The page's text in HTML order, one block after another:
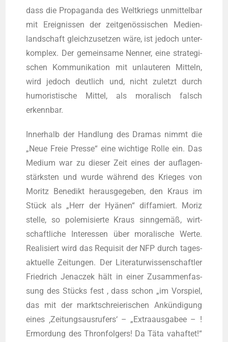
dass die Pro­pa­gan­da des Welt­kriegs unmit­tel­bar
mit Ereig­nis­sen der zeit­ge­nös­si­schen Medi­en­
land­schaft gleich­zu­set­zen wäre, ist jedoch unter­
kom­plex. Der gemein­sa­me Nen­ner, eine stra­te­gi­
schen Kom­mu­ni­ka­ti­on mit unlau­te­ren Mit­teln,
wird jedoch deut­lich und, nicht zuletzt durch
humo­ris­ti­sche Mit­tel, als mora­lisch falsch
erkennbar.
Inner­halb der Hand­lung des Dra­mas nimmt die
„Neue Freie Pres­se“ eine wich­ti­ge Rol­le ein. Das
Medi­um war zu die­ser Zeit eines der auf­la­gen­
stärks­ten und wur­de wäh­rend des Krie­ges von
Moritz Bene­dikt her­aus­ge­ge­ben, den Kraus im
Stück als „Herr der Hyä­nen“ dif­fa­miert. Moriz
stel­le, so pole­mi­sier­te Kraus sinn­ge­mäß, wirt­
schaft­li­che Inter­es­sen über mora­li­sche Wer­te.
Rea­li­siert wird das Requi­sit der NFP durch tages­
ak­tu­el­le Zei­tun­gen. Der Lite­ra­tur­wis­sen­schaft­ler
Fried­rich Jena­c­zek hält in einer Zusam­men­fas­
sung des Stücks fest , dass schon „im Vor­spiel,
das mit der markt­schreie­ri­schen Ankün­di­gung
eines ‚Zei­tungs­aus­ru­fers‘ – „Extra­aus­ga­bee – !
Ermor­dung des Thron­fol­gers! Da Täta vahaf­tet!“